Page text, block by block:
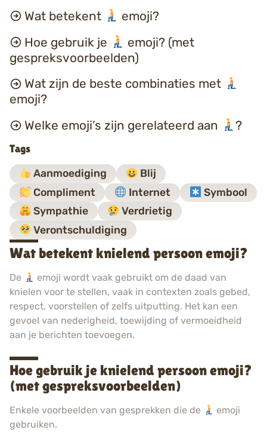
Wat betekent
emoji?
Hoe gebruik je
emoji? (met
gespreksvoorbeelden)
Wat zijn de beste combinaties met
emoji?
Welke emoji’s zijn gerelateerd aan
?
Tags
Aanmoediging
Blij
Compliment
Internet
Symbool
Sympathie
Verdrietig
Verontschuldiging
Wat betekent knielend persoon emoji?
De
emoji wordt vaak gebruikt om de daad van
knielen voor te stellen, vaak in contexten zoals gebed,
respect, voorstellen of zelfs uitputting. Het kan een
gevoel van nederigheid, toewijding of vermoeidheid
aan je berichten toevoegen.
Hoe gebruik je knielend persoon emoji?
(met gespreksvoorbeelden)
Enkele voorbeelden van gesprekken die de
emoji
gebruiken.